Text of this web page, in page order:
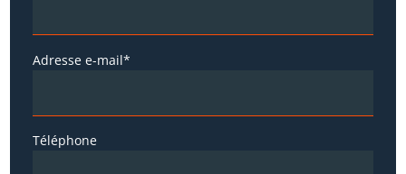
Adresse e-mail*
Téléphone